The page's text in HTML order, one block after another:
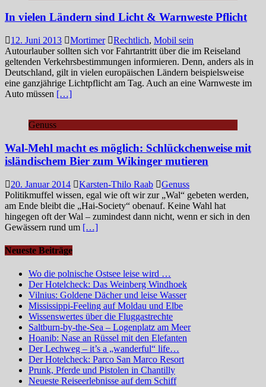
In vielen Ländern sind Licht & Warnweste Pflicht
12. Juni 2013 Mortimer Rechtlich, Mobil sein
Autourlauber sollten sich vor Fahrtantritt über die im Reiseland
geltenden Verkehrsbestimmungen informieren. Denn, anders als in
Deutschland, gilt in vielen europäischen Ländern beispielsweise
eine ganzjährige Lichtpflicht am Tag. Auch an eine Warnweste im
Auto müssen […]
Genuss
Wal-Mehl macht es möglich: Schlückchenweise mit
isländischem Bier zum Wikinger mutieren
20. Januar 2014 Karsten-Thilo Raab
Genuss
Politikmuffel wissen, egal wie oft wir zur „Wal“ gebeten werden,
am Ende bleibt die „Hai-Society“ obenauf. Keine Wahl hat
hingegen oft der Wal – zumindest dann nicht, wenn er sich in den
Gewässern rund um […]
Neueste Beiträge
Wo die polnische Ostsee leise wird …
Der Hotelcheck: Das Weinberg Windhoek
Vilnius: Goldene Dächer und leise Wasser
Mississippi-Feeling auf Moldau und Elbe
Wissenswertes über die Fluggastrechte
Saltburn-by-the-Sea – Logenplatz am Meer
Hoanib: Nase an Rüssel mit den Elefanten
Der Lechweg – it’s a „wanderful“ life…
Der Hotelcheck: Parco San Marco Resort
Prunk, Pferde und Pistolen in Chantilly
Neueste Reiseerlebnisse auf dem Schiff